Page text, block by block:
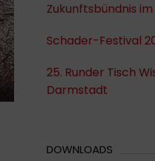
Zukunftsbündnis
Schader-Festival
25. Runder Tisch
Darmstadt
DOWNLOADS